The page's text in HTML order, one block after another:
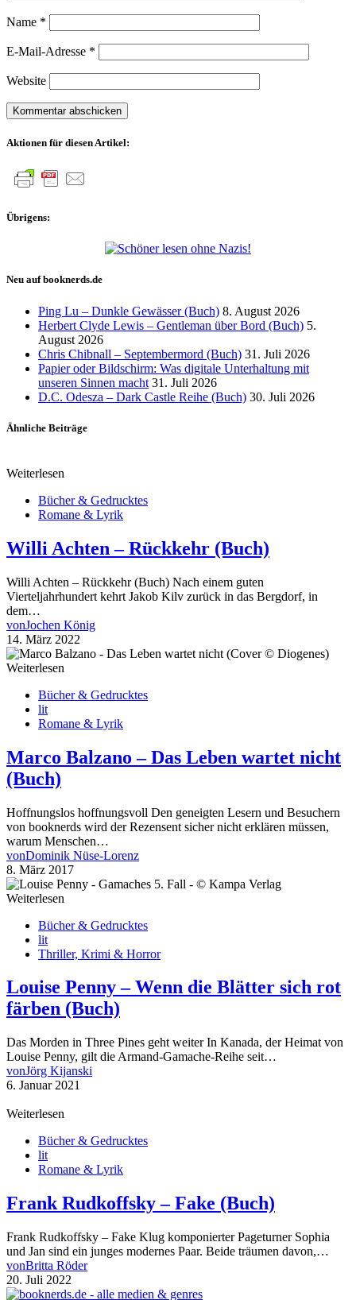
Name *
E-Mail-Adresse *
Website
Aktionen für diesen Artikel:
Übrigens:
Neu auf booknerds.de
Ping Lu – Dunkle Gewässer (Buch) 8. August 2026
Herbert Clyde Lewis – Gentleman über Bord (Buch) 5.
August 2026
Chris Chibnall – Septembermord (Buch) 31. Juli 2026
Papier oder Bildschirm: Was digitale Unterhaltung mit
unseren Sinnen macht 31. Juli 2026
D.C. Odesza – Dark Castle Reihe (Buch) 30. Juli 2026
Ähnliche Beiträge
Weiterlesen
Bücher & Gedrucktes
Romane & Lyrik
Willi Achten – Rückkehr (Buch)
Willi Achten – Rückkehr (Buch) Nach einem guten
Vierteljahrhundert kehrt Jakob Kilv zurück in das Bergdorf, in
dem…
vonJochen König
14. März 2022
Weiterlesen
Bücher & Gedrucktes
lit
Romane & Lyrik
Marco Balzano – Das Leben wartet nicht
(Buch)
Hoffnungslos hoffnungsvoll Den geneigten Lesern und Besuchern
von booknerds wird der Rezensent sicher nicht erklären müssen,
warum Menschen…
vonDominik Nüse-Lorenz
8. März 2017
Weiterlesen
Bücher & Gedrucktes
lit
Thriller, Krimi & Horror
Louise Penny – Wenn die Blätter sich rot
färben (Buch)
Das Morden in Three Pines geht weiter In Kanada, der Heimat von
Louise Penny, gilt die Armand-Gamache-Reihe seit…
vonJörg Kijanski
6. Januar 2021
Weiterlesen
Bücher & Gedrucktes
lit
Romane & Lyrik
Frank Rudkoffsky – Fake (Buch)
Frank Rudkoffsky – Fake Klug komponierter Pageturner Sophia
und Jan sind ein junges modernes Paar. Beide träumen davon,…
vonBritta Röder
20. Juli 2022